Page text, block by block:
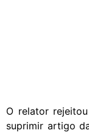
O relator
suprimir artigo